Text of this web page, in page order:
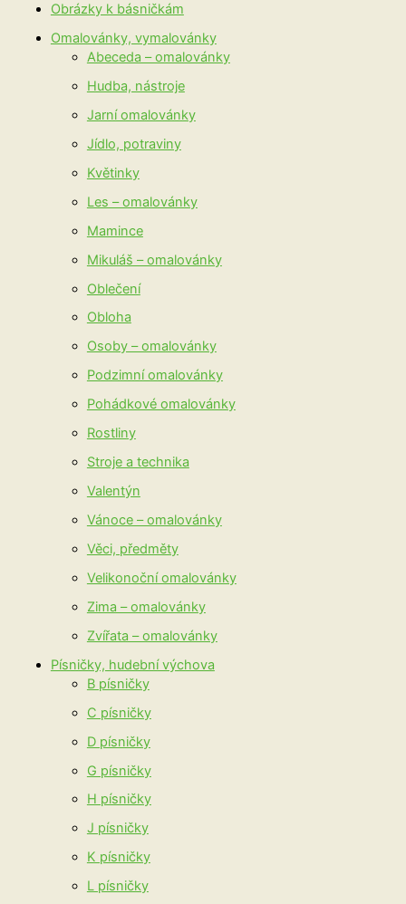
Obrázky k básničkám
Omalovánky, vymalovánky
Abeceda – omalovánky
Hudba, nástroje
Jarní omalovánky
Jídlo, potraviny
Květinky
Les – omalovánky
Mamince
Mikuláš – omalovánky
Oblečení
Obloha
Osoby – omalovánky
Podzimní omalovánky
Pohádkové omalovánky
Rostliny
Stroje a technika
Valentýn
Vánoce – omalovánky
Věci, předměty
Velikonoční omalovánky
Zima – omalovánky
Zvířata – omalovánky
Písničky, hudební výchova
B písničky
C písničky
D písničky
G písničky
H písničky
J písničky
K písničky
L písničky